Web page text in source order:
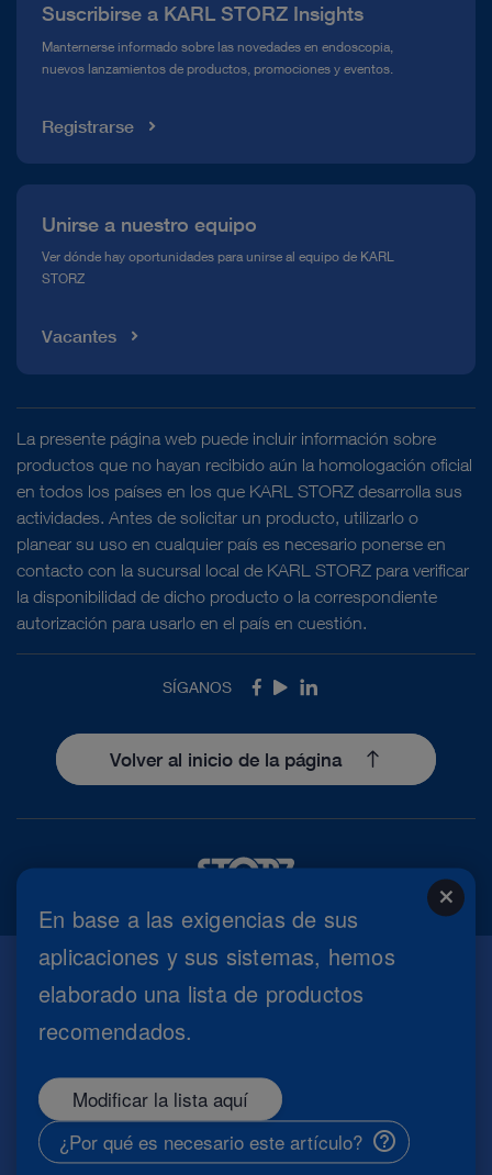
close
En base a las exigencias de sus
aplicaciones y sus sistemas, hemos
elaborado una lista de productos
recomendados.
Modificar la lista aquí
¿Por qué es necesario este artículo?
Línea de atención para el Cumplimiento normativo (Hotline)
Mediateca
Suscribirse a KARL STORZ Insights
Manternerse informado sobre las novedades en endoscopia,
nuevos lanzamientos de productos, promociones y eventos.
Registrarse
Unirse a nuestro equipo
Ver dónde hay oportunidades para unirse al equipo de KARL
STORZ
Vacantes
La presente página web puede incluir información sobre
productos que no hayan recibido aún la homologación oficial
en todos los países en los que KARL STORZ desarrolla sus
actividades. Antes de solicitar un producto, utilizarlo o
planear su uso en cualquier país es necesario ponerse en
contacto con la sucursal local de KARL STORZ para verificar
la disponibilidad de dicho producto o la correspondiente
autorización para usarlo en el país en cuestión.
SÍGANOS Facebook
YoutubeLinkedIn
Volver al inicio de la página
Impresión
Política de Privacidad
Copyright
Seguridad de información
Condiciones generales de contratación